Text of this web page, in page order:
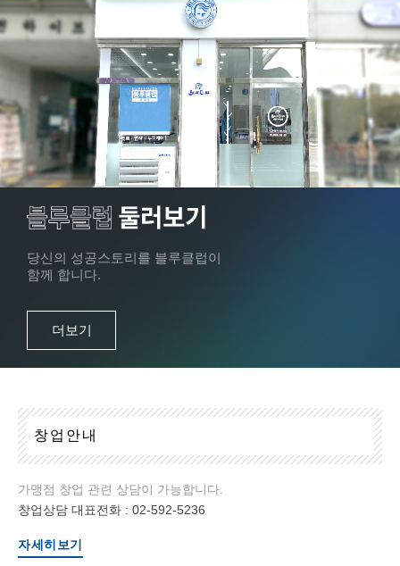
당신의 성공스토리를 블루클럽이
함께 합니다.
더보기
창업 안내
가맹점 창업 관련 상담이 가능합니다.
창업상담 대표전화 : 02-592-5236
자세히보기